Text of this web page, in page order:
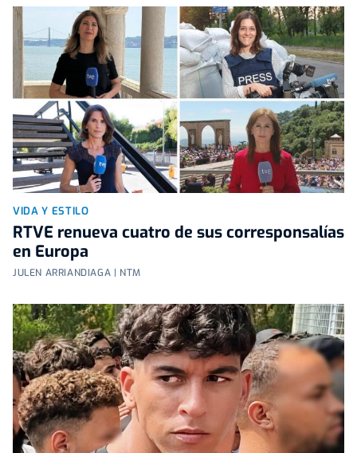
VIDA Y ESTILO
RTVE renueva cuatro de sus corresponsalías
en Europa
JULEN ARRIANDIAGA | NTM